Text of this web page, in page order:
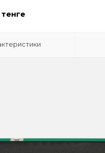
тенге